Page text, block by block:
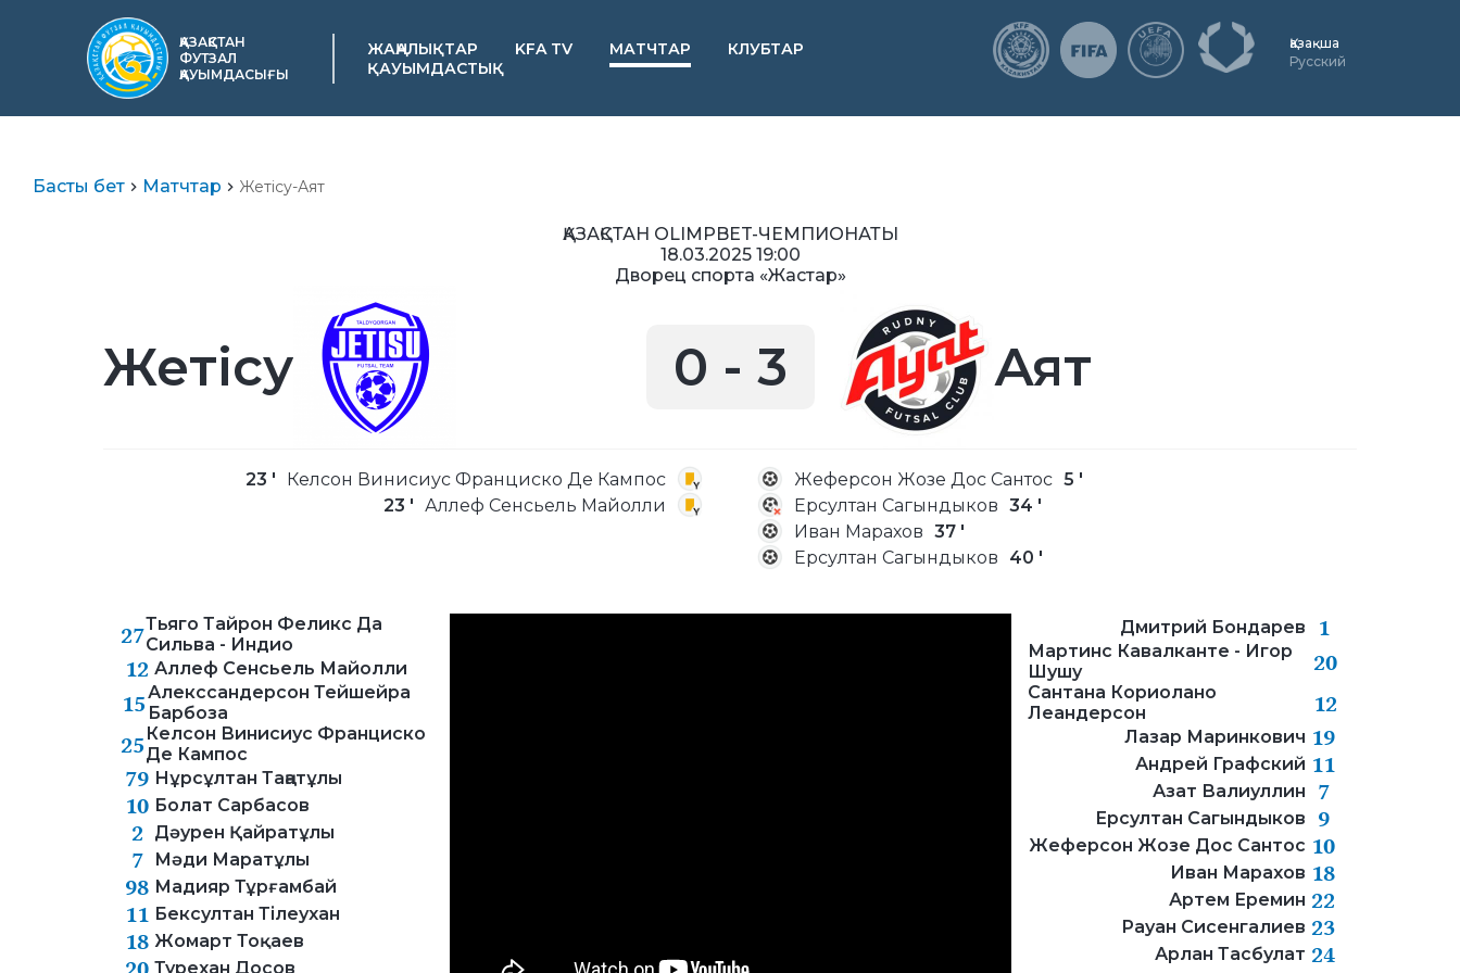
ҚАЗАҚСТАН
ФУТЗАЛ
ҚАУЫМДАСЫҒЫ
ЖАҢАЛЫҚТАР KFA TV МАТЧТАР
КЛУБТАР
ҚАУЫМДАСТЫҚ
Қазақша
Русский
Басты бет Матчтар Жетісу-Аят
ҚАЗАҚСТАН OLIMPBET-ЧЕМПИОНАТЫ
18.03.2025 19:00
Дворец спорта «Жастар»
Жетісу 0 - 3 Аят
23 '
Келсон Винисиус Франциско Де Кампос
23 ' Аллеф Сенсьель Майолли
Жеферсон Жозе Дос Сантос 5 '
Ерсултан Сагындыков 34 '
Иван Марахов 37 '
Ерсултан Сагындыков
40 '
27Тьяго Тайрон Феликс Да
Сильва - Индио
12 Аллеф Сенсьель Майолли
15Алекссандерсон Тейшейра
Барбоза
25 Келсон Винисиус Франциско
Де Кампос
79 Нұрсұлтан Таңатұлы
10 Болат Сарбасов
2 Дәурен Қайратұлы
7 Мәди Маратұлы
98 Мадияр Тұрғамбай
11 Бексултан Тілеухан
18 Жомарт Тоқаев
Турехан Досов
Дмитрий Бондарев 1
Мартинс Кавалканте - Игор
Шушу
20
Сантана Кориолано
Леандерсон
12
Лазар Маринкович 19
Андрей Графский 11
Азат Валиуллин 7
Ерсултан Сагындыков 9
Жеферсон Жозе Дос Сантос 10
Иван Марахов 18
Артем Еремин 22
Рауан Сисенгалиев 23
Арлан Тасбулат 24